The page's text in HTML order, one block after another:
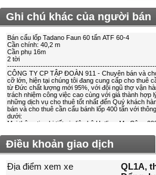
Ghi chú khác của người bán
Điều khoản giao dịch
Địa điểm xem xe
QL1A,